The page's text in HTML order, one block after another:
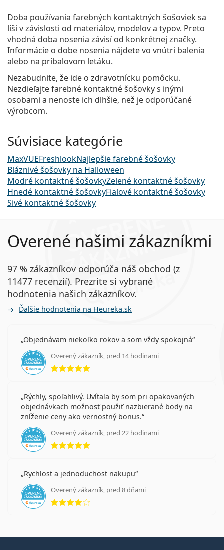
Doba používania farebných kontaktných šošoviek sa
líši v závislosti od materiálov, modelov a typov. Preto
vhodná doba nosenia závisí od konkrétnej značky.
Informácie o dobe nosenia nájdete vo vnútri balenia
alebo na príbalovom letáku.
Nezabudnite, že ide o zdravotnícku pomôcku.
Nezdieľajte farebné kontaktné šošovky s inými
osobami a nenoste ich dlhšie, než je odporúčané
výrobcom.
Súvisiace kategórie
MaxVUEFreshlookNajlepšie farebné šošovky
Bláznivé šošovky na Halloween
Modré kontaktné šošovkyZelené kontaktné šošovky
Hnedé kontaktné šošovkyFialové kontaktné šošovky
Sivé kontaktné šošovky
Overené našimi zákazníkmi
97 % zákazníkov odporúča náš obchod (z
11477 recenzií). Prezrite si vybrané
hodnotenia našich zákazníkov.
Ďalšie hodnotenia na Heureka.sk
Objednávam niekoľko rokov a som vždy spokojná
Overený zákazník, pred 14 hodinami
hodnotenie 5 z 5
Rýchly, spoľahlivý. Uvítala by som pri opakovaných
objednávkach možnosť použiť nazbierané body na
zníženie ceny ako vernostný bonus.
Overený zákazník, pred 22 hodinami
hodnotenie 5 z 5
Rychlost a jednoduchost nakupu
Overený zákazník, pred 8 dňami
hodnotenie 4 z 5